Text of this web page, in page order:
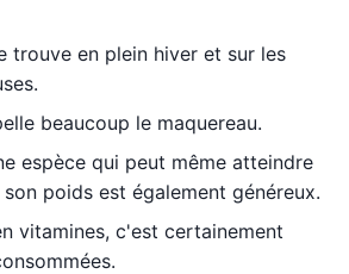
trouve en plein hiver et sur les
beaucoup le maquereau.
espèce qui peut même atteindre
poids est également généreux.
vitamines, c'est certainement